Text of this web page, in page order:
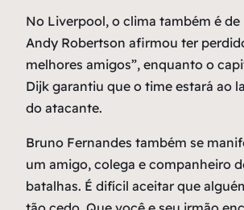
No Liverpool, o clima também é de
Andy Robertson afirmou ter
melhores amigos”, enquanto o
Dijk garantiu que o time estará ao
do atacante.
Bruno Fernandes também se
um amigo, colega e companheiro
batalhas. É difícil aceitar que